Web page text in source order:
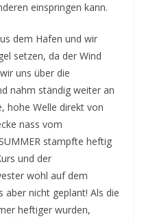
einspringen kann.
dem Hafen und wir
setzen, da der Wind
uns über die
nahm ständig weiter an
hohe Welle direkt von
nass vom
stampfte heftig
und der
wohl auf dem
aber nicht geplant! Als die
heftiger wurden,